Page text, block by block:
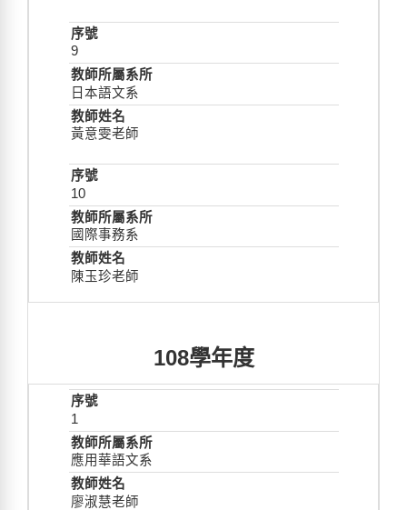
9
日本語文系
黃意雯老師
10
國際事務系
陳玉珍老師
108學年度
1
應用華語文系
廖淑慧老師